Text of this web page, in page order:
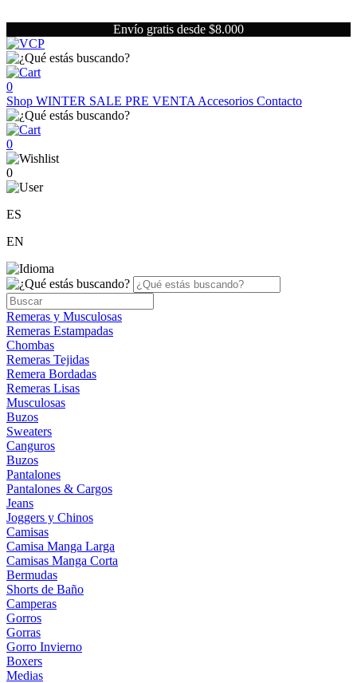
Envío gratis desde $8.000
0
Shop WINTER SALE PRE VENTA Accesorios Contacto
0
0
ES
EN
Remeras y Musculosas
Remeras Estampadas
Chombas
Remeras Tejidas
Remera Bordadas
Remeras Lisas
Musculosas
Buzos
Sweaters
Canguros
Buzos
Pantalones
Pantalones & Cargos
Jeans
Joggers y Chinos
Camisas
Camisa Manga Larga
Camisas Manga Corta
Bermudas
Shorts de Baño
Camperas
Gorros
Gorras
Gorro Invierno
Boxers
Medias